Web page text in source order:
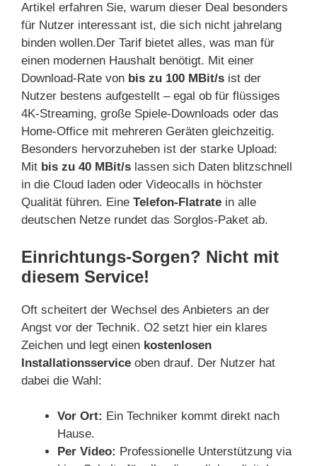
Artikel erfahren Sie, warum dieser Deal besonders
für Nutzer interessant ist, die sich nicht jahrelang
binden wollen.Der Tarif bietet alles, was man für
einen modernen Haushalt benötigt. Mit einer
Download-Rate von bis zu 100 MBit/s ist der
Nutzer bestens aufgestellt – egal ob für flüssiges
4K-Streaming, große Spiele-Downloads oder das
Home-Office mit mehreren Geräten gleichzeitig.
Besonders hervorzuheben ist der starke Upload:
Mit bis zu 40 MBit/s lassen sich Daten blitzschnell
in die Cloud laden oder Videocalls in höchster
Qualität führen. Eine Telefon-Flatrate in alle
deutschen Netze rundet das Sorglos-Paket ab.
Einrichtungs-Sorgen? Nicht mit
diesem Service!
Oft scheitert der Wechsel des Anbieters an der
Angst vor der Technik. O2 setzt hier ein klares
Zeichen und legt einen kostenlosen
Installationsservice oben drauf. Der Nutzer hat
dabei die Wahl:
Vor Ort: Ein Techniker kommt direkt nach
Hause.
Per Video: Professionelle Unterstützung via